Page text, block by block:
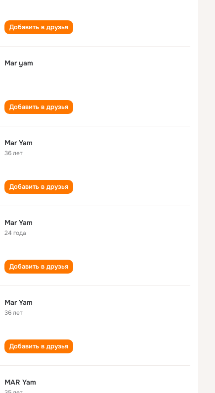
Добавить в друзья
Mar yam
Добавить в друзья
Mar Yam
36 лет
Добавить в друзья
Mar Yam
24 года
Добавить в друзья
Mar Yam
36 лет
Добавить в друзья
MAR Yam